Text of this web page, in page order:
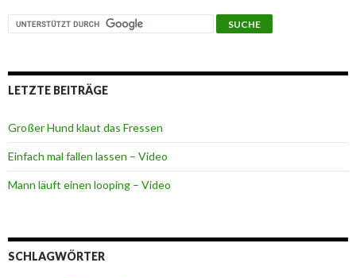
LETZTE BEITRÄGE
Großer Hund klaut das Fressen
Einfach mal fallen lassen – Video
Mann läuft einen looping – Video
SCHLAGWÖRTER